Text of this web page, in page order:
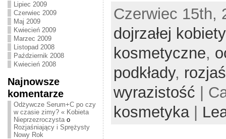
Lipiec 2009
Czerwiec 2009
Maj 2009
Kwiecień 2009
Marzec 2009
Listopad 2008
Październik 2008
Kwiecień 2008
Najnowsze
komentarze
Odżywcze Serum+C po czy
w czasie zimy? « Kobieta
Nieprzezroczystao
Rozjaśniający i Sprężysty
Nowy Rok
Czerwiec 15th,
dojrzałej kobiety
kosmetyczne,
podkłady,
wyrazistość |
kosmetyka|